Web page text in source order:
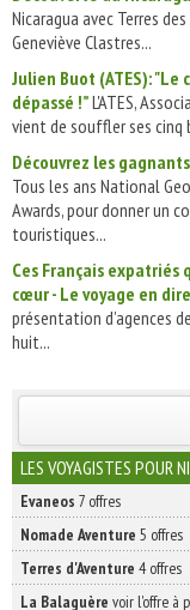
Nicaragua avec Terres
Geneviève Clastres...
Julien Buot (ATES):
dépassé !”L'ATES,
vient de souffler ses cinq
Découvrez les
Tous les ans National
Awards, pour donner un
touristiques...
Ces Français
cœur - Le voyage en
présentation d’agences
huit...
INSCRIVEZ-VOUS
LES VOYAGISTES POUR
Evaneos 7 offres
Nomade Aventure 5 offres
Terres d'Aventure 4 offres
La Balaguère voir l'offre à